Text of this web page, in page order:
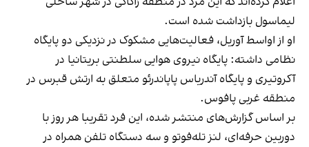
لیماسول بازداشت شده است.
او از اواسط آوریل، فعالیت‌هایی مشکوک در نزدیکی دو پایگاه
نظامی داشته: پایگاه نیروی هوایی سلطنتی بریتانیا در
آکروتیری و پایگاه آندریاس پاپاندرئو متعلق به ارتش قبرس در
منطقه غربی پافوس.
بر اساس گزارش‌های منتشر شده، این فرد تقریبا هر روز با
دوربین حرفه‌ای، لنز تله‌فوتو و سه دستگاه تلفن همراه در